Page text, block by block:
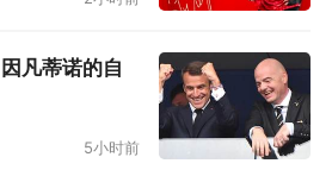
日），巴西队医和巴黎圣日
进行复查，如果检查结果显
允许开始身体锻炼，比如在
的情况下模仿踢球动作。对
凡蒂诺的自
5小时前